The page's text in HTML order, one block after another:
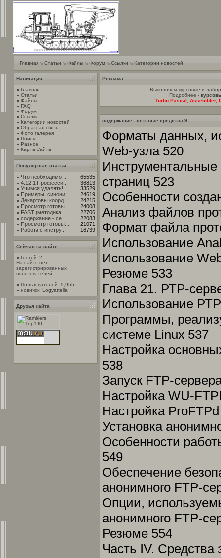
Главная Статьи Файлы Форум Ссылки Категории новостей
Навигация
Главная
Статьи
Файлы
FAQ
Форум
Ссылки
Категории новостей
Обратная связь
Фото галерея
Поиск
Разное
Карта Сайта
Популярные статьи
Что необходимо ...
65535
4.12.1 Професси...
36813
Учимся удалять!...
33529
Примеры, синони...
24619
Декартовы коорд...
24215
Просмотр готовы...
24008
FAST (методика ...
22706
содержание - се...
22083
Просмотр готовы...
21071
Работа с инстру...
16739
Сейчас на сайте
Гостей: 2
На сайте нет
зарегистрированных
пользователей
Пользователей: 9,955
новичок: Logyattella
Друзья сайта
Реклама
Выполняем курсовые и
Подробнее -
Turbo Pascal, Assembler,
содержание - сетевые средства 9
Форматы данных,
Web-узла 520
Инструментальные
страниц 523
Особенности
Анализ файлов
Формат файла
Использование
Использование
Резюме 533
Глава 21. РТР-
Использование
Программы,
системе Linux 537
Настройка
538
Запуск FTP-
Настройка WU-
Настройка
Установка
Особенности
549
Обеспечение
анонимного FTP-
Опции,
анонимного FTP-
Резюме 554
Часть IV.